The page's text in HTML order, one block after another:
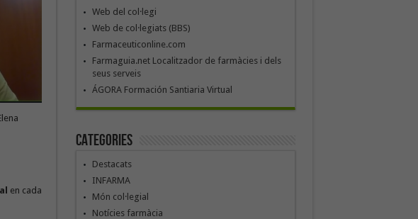
en cada
Web del col·legi
Web de col·legiats (BBS)
Farmaceuticonline.com
Farmaguia.net Localitzador de farmàcies i dels
seus serveis
ÁGORA Formación Santiaria Virtual
Categories
Destacats
INFARMA
Món col·legial
Notícies farmàcia